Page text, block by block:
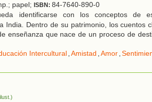
papel; ISBN: 84-7640-890-0
identificarse con los conceptos de
India. Dentro de su patrimonio, los cuentos
enseñanza que nace de un proceso de
Intercultural,Amistad ,Amor,